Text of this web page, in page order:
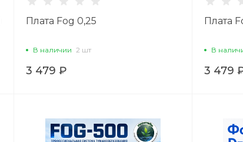
Плата Fog 0,25
В наличии 2 шт
3 479 ₽
Плата
В
3 479